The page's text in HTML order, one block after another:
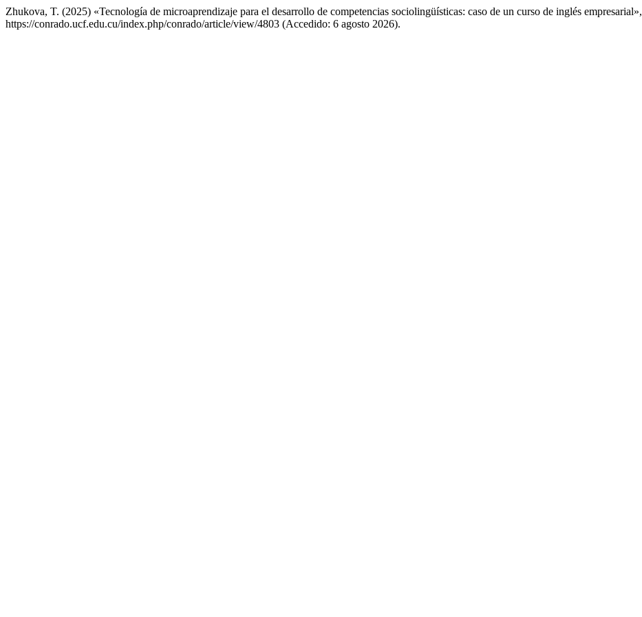
Zhukova, T. (2025) «Tecnología de microaprendizaje para el desarrollo de competencias sociolingüísticas: caso de un curso de inglés empresarial»,
https://conrado.ucf.edu.cu/index.php/conrado/article/view/4803 (Accedido: 6 agosto 2026).